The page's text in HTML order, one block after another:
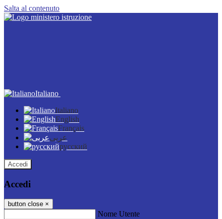
Salta al contenuto
Italiano
Italiano
English
Français
عربى
русский
Accedi
Accedi
button close ×
Nome Utente